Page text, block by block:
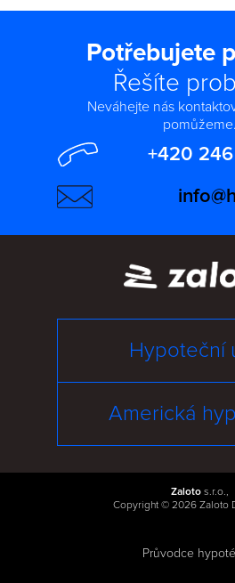
Potřebujete
Řešíte
Neváhejte nás
pomůžeme.
+420
Hypoteční
Americká
Zalotos.r.o.,
Copyright © 2026 Zaloto
Průvodce